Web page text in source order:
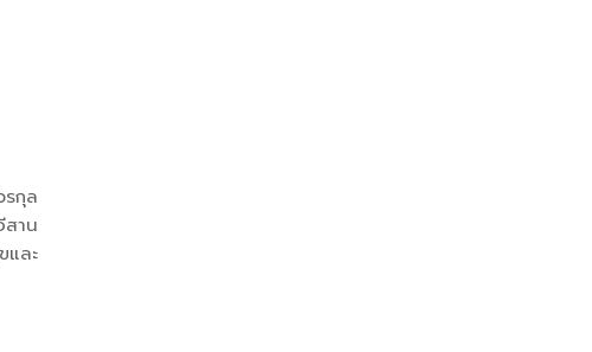
รกุล
าน
และ